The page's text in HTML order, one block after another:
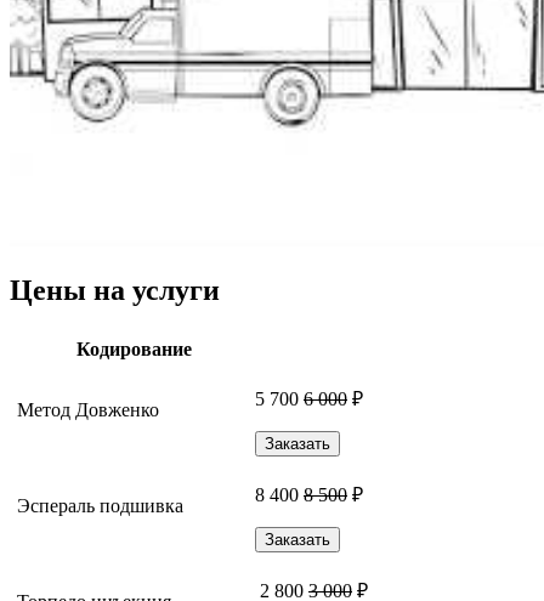
Цены на услуги
Кодирование
Метод Довженко
5 700 6 000 ₽
Заказать
Эспераль подшивка
8 400 8 500 ₽
Заказать
2 800 3 000 ₽